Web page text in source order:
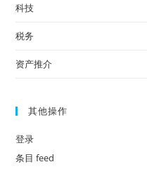
科技
税务
资产推介
其他操作
登录
条目 feed